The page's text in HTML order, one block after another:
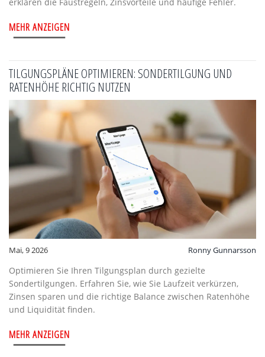
MEHR ANZEIGEN
TILGUNGSPLÄNE OPTIMIEREN: SONDERTILGUNG UND
RATENHÖHE RICHTIG NUTZEN
Mai, 9 2026 Ronny Gunnarsson
Optimieren Sie Ihren Tilgungsplan durch gezielte
Sondertilgungen. Erfahren Sie, wie Sie Laufzeit verkürzen,
Zinsen sparen und die richtige Balance zwischen Ratenhöhe
und Liquidität finden.
MEHR ANZEIGEN